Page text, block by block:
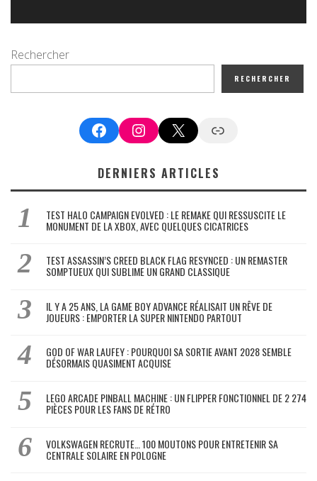
Rechercher
RECHERCHER
FacebookInstagram
X Google News
DERNIERS ARTICLES
TEST HALO CAMPAIGN EVOLVED : LE REMAKE QUI RESSUSCITE LE
MONUMENT DE LA XBOX, AVEC QUELQUES CICATRICES
TEST ASSASSIN’S CREED BLACK FLAG RESYNCED : UN REMASTER
SOMPTUEUX QUI SUBLIME UN GRAND CLASSIQUE
IL Y A 25 ANS, LA GAME BOY ADVANCE RÉALISAIT UN RÊVE DE
JOUEURS : EMPORTER LA SUPER NINTENDO PARTOUT
GOD OF WAR LAUFEY : POURQUOI SA SORTIE AVANT 2028 SEMBLE
DÉSORMAIS QUASIMENT ACQUISE
LEGO ARCADE PINBALL MACHINE : UN FLIPPER FONCTIONNEL DE 2 274
PIÈCES POUR LES FANS DE RÉTRO
VOLKSWAGEN RECRUTE… 100 MOUTONS POUR ENTRETENIR SA
CENTRALE SOLAIRE EN POLOGNE